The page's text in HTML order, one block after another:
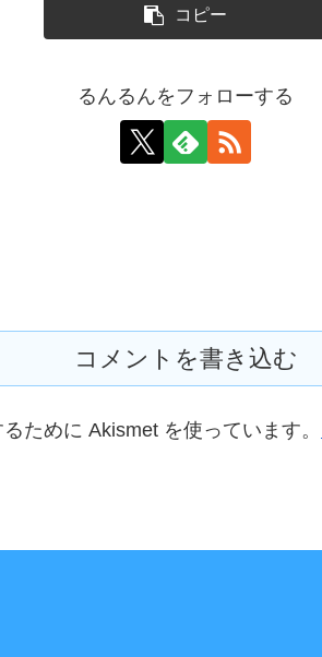
コピー
るんるんをフォローする
コメントを書き込む
ために Akismet を使っています。